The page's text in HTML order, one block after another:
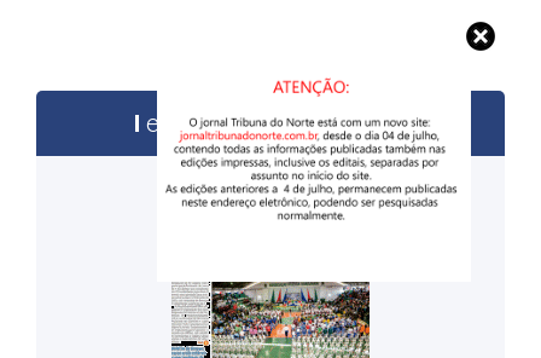
edições anteriores